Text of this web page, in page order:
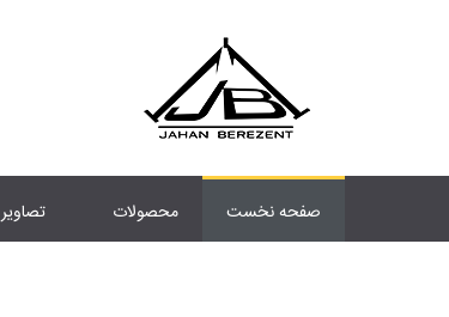
صفحه نخست محصولات تصاویر